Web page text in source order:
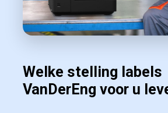
Welke stelling labels
VanDerEng voor u